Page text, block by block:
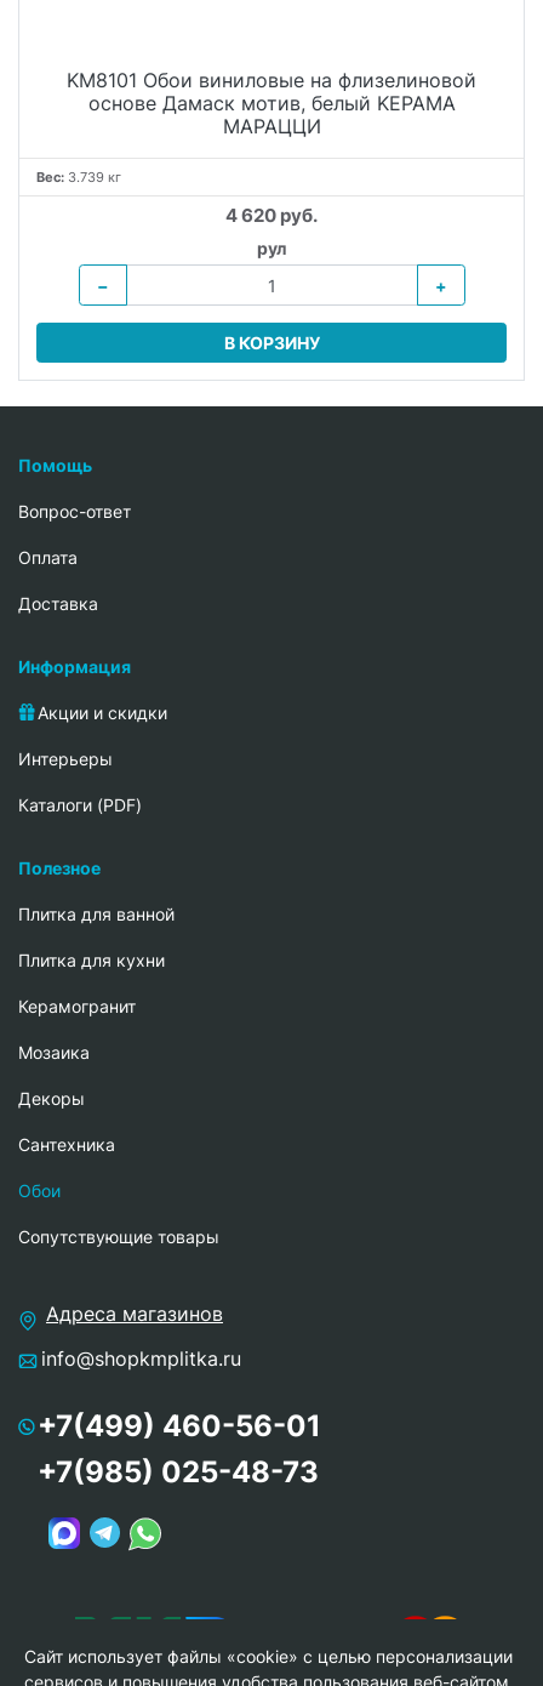
KM8101 Обои виниловые на флизелиновой
основе Дамаск мотив, белый KЕРАМА
МАРАЦЦИ
Вес: 3.739 кг
4 620 руб.
рул
−
+
В КОРЗИНУ
Помощь
Вопрос-ответ
Oплата
Доставка
Информация
Акции и скидки
Интерьеры
Каталоги (PDF)
Полезное
Плитка для ванной
Плитка для кухни
Керамогранит
Мозаика
Декоры
Сантехника
Обои
Сопутствующие товары
Адреса магазинов
info@shopkmplitka.ru
+7(499) 460-56-01
+7(985) 025-48-73
Сайт использует файлы «cookie» с целью персонализации
сервисов и повышения удобства пользования веб-сайтом.